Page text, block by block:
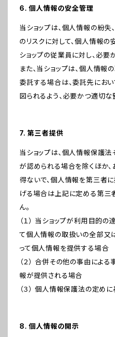
6. 個人情報の安全管理
当ショップは、個人情報の紛失
のリスクに対して、個人情報の
ショップの従業員に対し、必要
また、当ショップは、個人情
委託する場合は、委託先にお
図られるよう、必要かつ適切な
7. 第三者提供
当ショップは、個人情報保護
が認められる場合を除くほか
得ないで、個人情報を第三者に
げる場合は上記に定める第三
ん。
（１） 当ショップが利用目的
て個人情報の取扱いの全部又
って個人情報を提供する場合
（２） 合併その他の事由によ
報が提供される場合
（３） 個人情報保護法の定め
8. 個人情報の開示